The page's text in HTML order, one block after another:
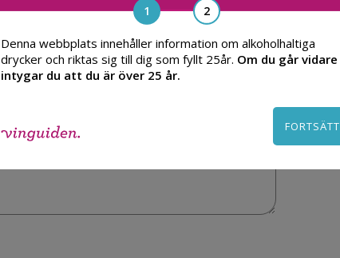
Denna webbplats innehåller information om alkoholhaltiga
drycker och riktas sig till dig som fyllt 25år. Om du går vidare
intygar du att du är över 25 år.
FORTSÄTT